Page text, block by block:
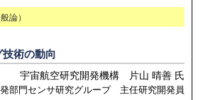
論）
術の動向
宇宙航空研究開発機構 片山 晴善 氏
部門センサ研究グループ 主任研究開発員